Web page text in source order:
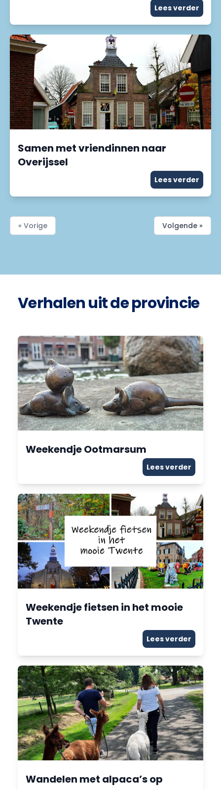
Lees verder
Samen met vriendinnen naar
Overijssel
Lees verder
« Vorige Volgende »
Verhalen uit de provincie
Weekendje Ootmarsum
Lees verder
Weekendje fietsen in het mooie
Twente
Lees verder
Wandelen met alpaca’s op